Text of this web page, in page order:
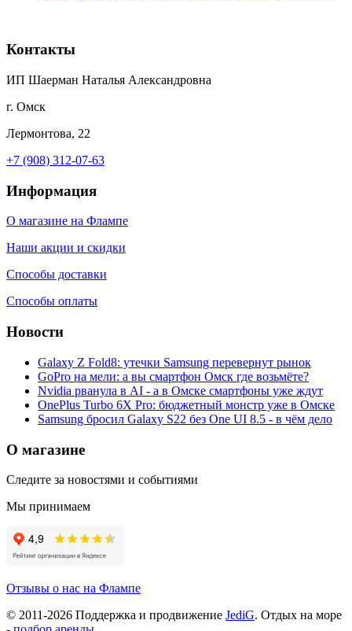
Контакты
ИП Шаерман Наталья Александровна
г. Омск
Лермонтова, 22
+7 (908) 312-07-63
Информация
О магазине на Флампе
Наши акции и скидки
Способы доставки
Способы оплаты
Новости
Galaxy Z Fold8: утечки Samsung перевернут рынок
GoPro на мели: а вы смартфон Омск где возьмёте?
Nvidia рванула в AI - а в Омске смартфоны уже ждут
OnePlus Turbo 6X Pro: бюджетный монстр уже в Омске
Samsung бросил Galaxy S22 без One UI 8.5 - в чём дело
О магазине
Следите за новостями и событиями
Мы принимаем
Отзывы о нас на Флампе
© 2011-2026 Поддержка и продвижение JediG. Отдых на море